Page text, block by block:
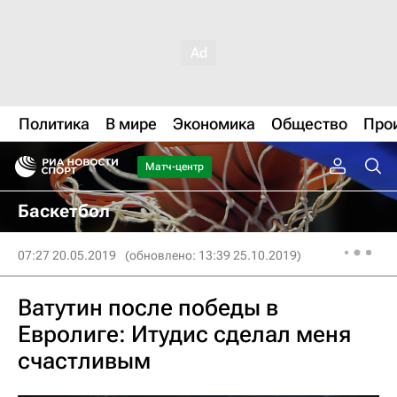
Политика В мире Экономика Общество
Матч-центр
Баскетбол
07:27 20.05.2019 (обновлено: 13:39 25.10.2019)
Ватутин после победы в
Евролиге: Итудис сделал меня
счастливым